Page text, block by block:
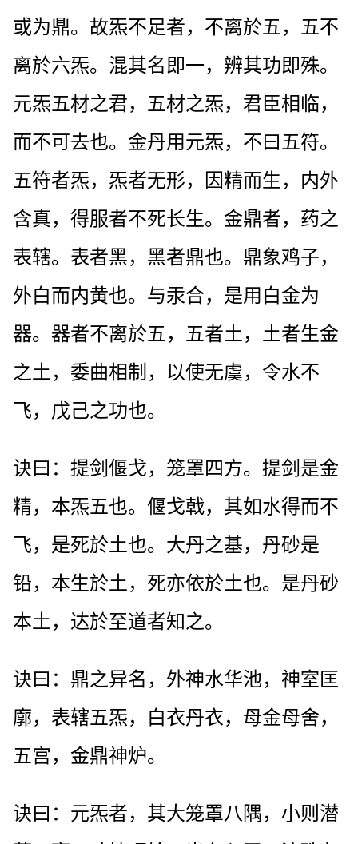
或为鼎。故炁不足者，不离於五，五不
离於六炁。混其名即一，辨其功即殊。
元炁五材之君，五材之炁，君臣相临，
而不可去也。金丹用元炁，不曰五符。
五符者炁，炁者无形，因精而生，内外
含真，得服者不死长生。金鼎者，药之
表辖。表者黑，黑者鼎也。鼎象鸡子，
外白而内黄也。与汞合，是用白金为
器。器者不离於五，五者土，土者生金
之土，委曲相制，以使无虞，令水不
飞，戊己之功也。
诀曰：提剑偃戈，笼罩四方。提剑是金
精，本炁五也。偃戈戟，其如水得而不
飞，是死於土也。大丹之基，丹砂是
铅，本生於土，死亦依於土也。是丹砂
本土，达於至道者知之。
诀曰：鼎之异名，外神水华池，神室匡
廓，表辖五炁，白衣丹衣，母金母舍，
五宫，金鼎神炉。
诀曰：元炁者，其大笼罩八隅，小则潜